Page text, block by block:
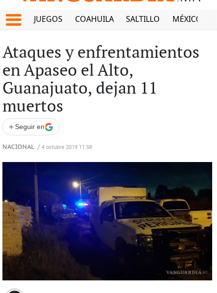
JUEGOS COAHUILA SALTILLO MÉXICO
Ataques y enfrentamientos
en Apaseo el Alto,
Guanajuato, dejan 11
muertos
+ Seguir en
NACIONAL / 4 octubre 2019 11:58